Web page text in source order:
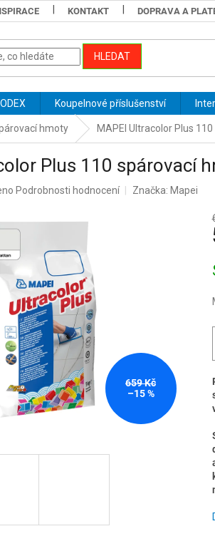
KONTAKT DOPRAVA A
HLEDAT
Koupelnové příslušenství
hmoty MAPEI Ultracolor Plus
Plus 110 spárovací
Podrobnosti hodnocení Značka: Mapei
659 Kč
–15 %